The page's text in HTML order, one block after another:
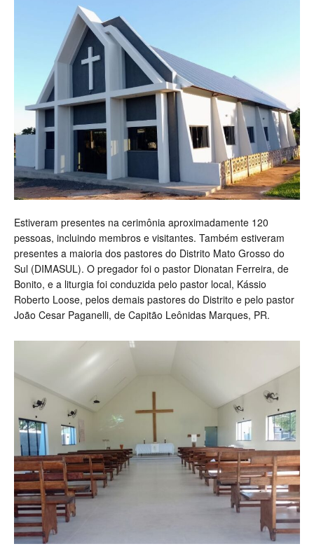
Estiveram presentes na cerimônia aproximadamente 120
pessoas, incluindo membros e visitantes. Também estiveram
presentes a maioria dos pastores do Distrito Mato Grosso do
Sul (DIMASUL). O pregador foi o pastor Dionatan Ferreira, de
Bonito, e a liturgia foi conduzida pelo pastor local, Kássio
Roberto Loose, pelos demais pastores do Distrito e pelo pastor
João Cesar Paganelli, de Capitão Leônidas Marques, PR.